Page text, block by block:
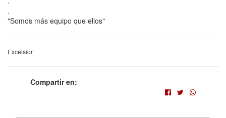
.
"Somos más equipo que ellos"
Excelsior
Compartir en: